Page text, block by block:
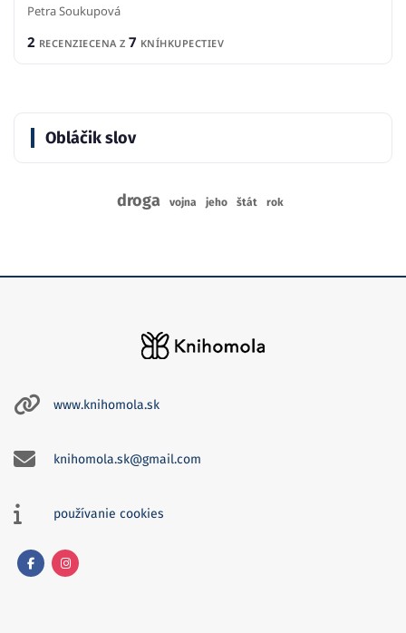
Petra Soukupová
2 RECENZIECENA Z 7 KNÍHKUPECTIEV
Obláčik slov
droga vojna jeho štát rok
www.knihomola.sk
knihomola.sk@gmail.com
používanie cookies